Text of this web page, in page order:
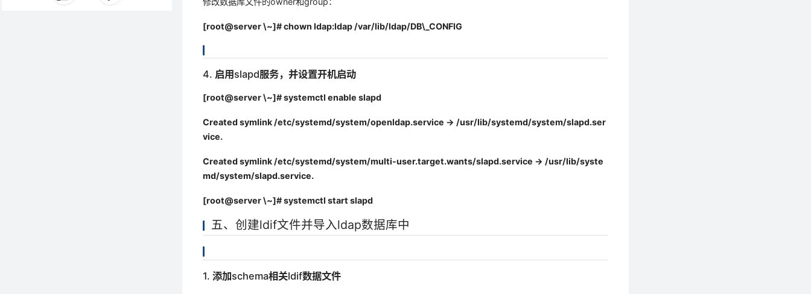
[root@server \~]# chown ldap:ldap /var/lib/ldap/DB\_CONFIG
4. 启用slapd服务，并设置开机启动
[root@server \~]# systemctl enable slapd
Created symlink /etc/systemd/system/openldap.service → /usr/lib/systemd/system/slapd.ser
vice.
Created symlink /etc/systemd/system/multi-user.target.wants/slapd.service → /usr/lib/syste
md/system/slapd.service.
[root@server \~]# systemctl start slapd
五、创建ldif文件并导入ldap数据库中
1. 添加schema相关ldif数据文件